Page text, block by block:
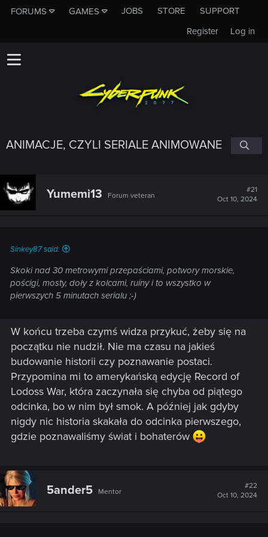
FORUMS GAMES JOBS STORE
SUPPORT
Log in
Register
ANIMACJE, CZYLI SERIALE ANIMOWANE
Yumemi13 Forum veteran
#21
Oct 10, 2024
Sinkey87 said:
Skoki nad 30 metrowymi przepaściami, potwory morskie,
pościgi, mosty, doły z kolcami, ruiny i to wszystko w
pierwszych 5 minutach serialu ;-)
W końcu trzeba czymś widza przykuć, żeby się na
początku nie nudził. Nie ma czasu na jakieś
budowanie historii czy poznawanie postaci.
Przypomina mi to amerykańską edycję Record of
Lodoss War, która zaczynała się chyba od piątego
odcinka, bo w nim był smok. A później jak gdyby
nigdy nic historia skakała do odcinka pierwszego,
gdzie poznawaliśmy świat i bohaterów
5ander5 Mentor
#22
Oct 10, 2024